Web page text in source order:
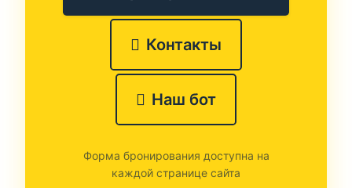
Контакты
Наш бот
Форма бронирования доступна на
каждой странице сайта